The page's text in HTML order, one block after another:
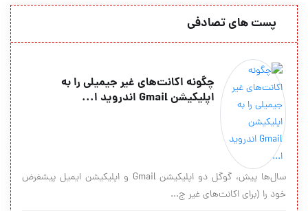
پست های تصادفی
چگونه اکانت‌های غیر جیمیلی را به
اپلیکیشن Gmail اندروید ا...
سال‌ها پیش، گوگل دو اپلیکیشن Gmail و اپلیکیشن ایمیل پیشفرض
خود را (برای اکانت‌های غیر ج...